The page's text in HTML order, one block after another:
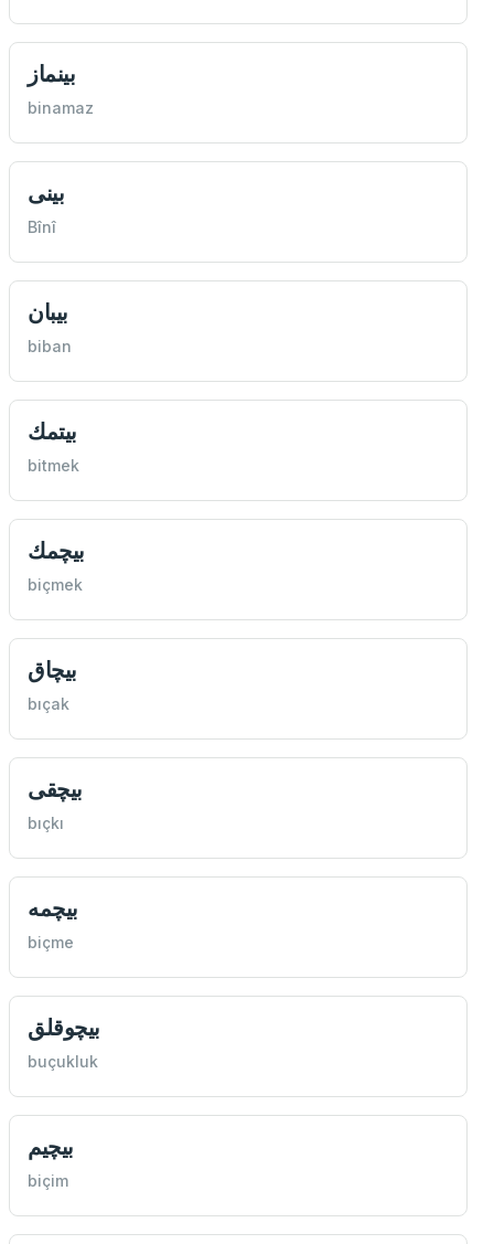
بينماز
binamaz
بینی
Bînî
بيبان
biban
بيتمك
bitmek
بيچمك
biçmek
بيچاق
bıçak
بيچقی
bıçkı
بيچمه
biçme
بيچوقلق
buçukluk
بيچيم
biçim